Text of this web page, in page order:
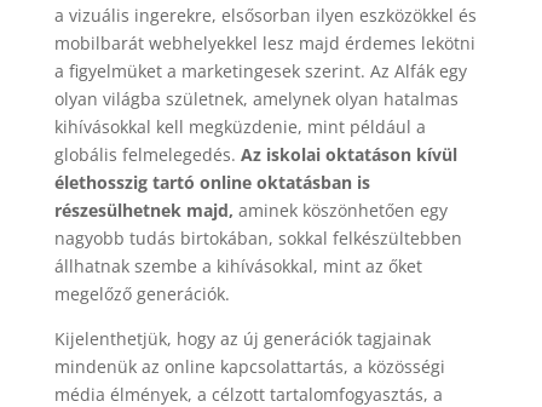
a vizuális ingerekre, elsősorban ilyen eszközökkel és
mobilbarát webhelyekkel lesz majd érdemes lekötni
a figyelmüket a marketingesek szerint. Az Alfák egy
olyan világba születnek, amelynek olyan hatalmas
kihívásokkal kell megküzdenie, mint például a
globális felmelegedés. Az iskolai oktatáson kívül
élethosszig tartó online oktatásban is
részesülhetnek majd, aminek köszönhetően egy
nagyobb tudás birtokában, sokkal felkészültebben
állhatnak szembe a kihívásokkal, mint az őket
megelőző generációk.
Kijelenthetjük, hogy az új generációk tagjainak
mindenük az online kapcsolattartás, a közösségi
média élmények, a célzott tartalomfogyasztás, a